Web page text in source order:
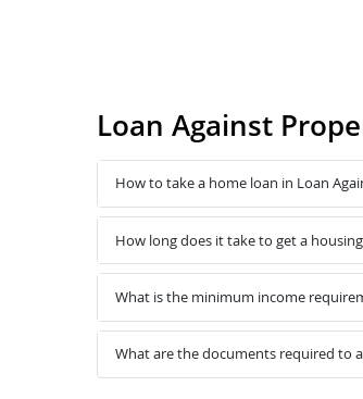
Loan Against
How to take a home loan in Loan
How long does it take to get a
What is the minimum income
What are the documents required to